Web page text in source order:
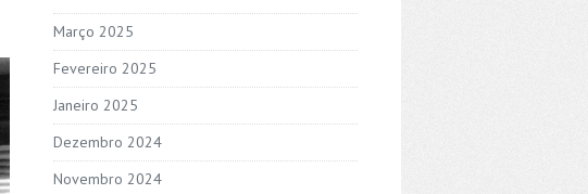
Março 2025
Fevereiro 2025
Janeiro 2025
Dezembro 2024
Novembro 2024